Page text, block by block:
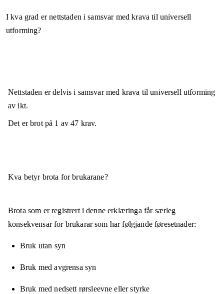
I kva grad er nettstaden i samsvar med krava til universell
utforming?
Nettstaden erdelvis i samsvarmed krava til universell utforming
av ikt.
Det er brot på 1 av47 krav.
Kva betyr brota for brukarane?
Brota som er registrert i denne erklæringa får særleg
konsekvensar for brukarar som har følgjande føresetnader:
Bruk utan syn
Bruk med avgrensa syn
Bruk med nedsett rørsleevne eller styrke